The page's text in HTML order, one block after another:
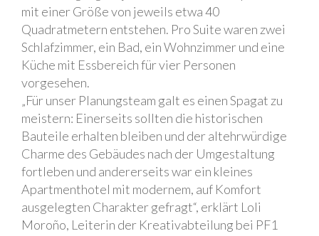
mit einer Größe von jeweils etwa 40
Quadratmetern entstehen. Pro Suite waren zwei
Schlafzimmer, ein Bad, ein Wohnzimmer und eine
Küche mit Essbereich für vier Personen
vorgesehen.
„Für unser Planungsteam galt es einen Spagat zu
meistern: Einerseits sollten die historischen
Bauteile erhalten bleiben und der altehrwürdige
Charme des Gebäudes nach der Umgestaltung
fortleben und andererseits war ein kleines
Apartmenthotel mit modernem, auf Komfort
ausgelegten Charakter gefragt“, erklärt Loli
Moroño, Leiterin der Kreativabteilung bei PF1